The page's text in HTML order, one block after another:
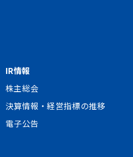
IR情報
株主総会
決算情報・経営指標の推移
電子公告